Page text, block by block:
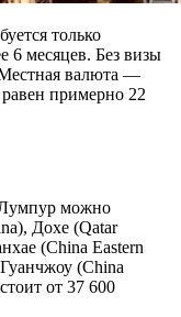
только
6 месяцев. Без визы
валюта —
примерно 22
можно
Дохе (Qatar
(China Eastern
(China
от 37 600